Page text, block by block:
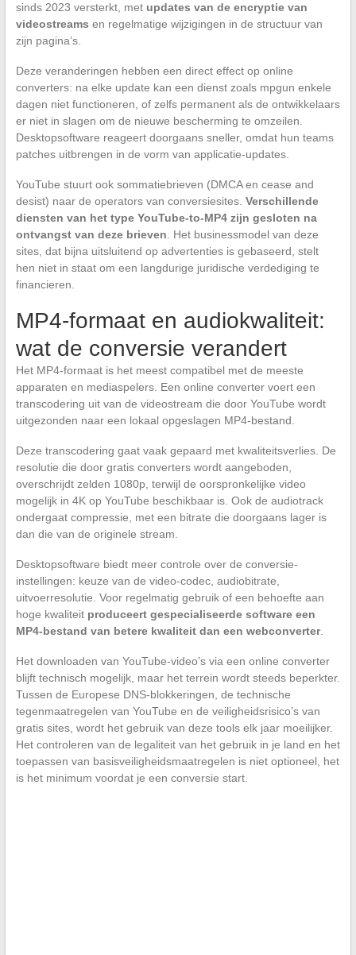
sinds 2023 versterkt, met updates van de encryptie van
videostreams en regelmatige wijzigingen in de structuur van
zijn pagina’s.
Deze veranderingen hebben een direct effect op online
converters: na elke update kan een dienst zoals mpgun enkele
dagen niet functioneren, of zelfs permanent als de ontwikkelaars
er niet in slagen om de nieuwe bescherming te omzeilen.
Desktopsoftware reageert doorgaans sneller, omdat hun teams
patches uitbrengen in de vorm van applicatie-updates.
YouTube stuurt ook sommatiebrieven (DMCA en cease and
desist) naar de operators van conversiesites. Verschillende
diensten van het type YouTube-to-MP4 zijn gesloten na
ontvangst van deze brieven. Het businessmodel van deze
sites, dat bijna uitsluitend op advertenties is gebaseerd, stelt
hen niet in staat om een langdurige juridische verdediging te
financieren.
MP4-formaat en audiokwaliteit:
wat de conversie verandert
Het MP4-formaat is het meest compatibel met de meeste
apparaten en mediaspelers. Een online converter voert een
transcodering uit van de videostream die door YouTube wordt
uitgezonden naar een lokaal opgeslagen MP4-bestand.
Deze transcodering gaat vaak gepaard met kwaliteitsverlies. De
resolutie die door gratis converters wordt aangeboden,
overschrijdt zelden 1080p, terwijl de oorspronkelijke video
mogelijk in 4K op YouTube beschikbaar is. Ook de audiotrack
ondergaat compressie, met een bitrate die doorgaans lager is
dan die van de originele stream.
Desktopsoftware biedt meer controle over de conversie-
instellingen: keuze van de video-codec, audiobitrate,
uitvoerresolutie. Voor regelmatig gebruik of een behoefte aan
hoge kwaliteit produceert gespecialiseerde software een
MP4-bestand van betere kwaliteit dan een webconverter.
Het downloaden van YouTube-video’s via een online converter
blijft technisch mogelijk, maar het terrein wordt steeds beperkter.
Tussen de Europese DNS-blokkeringen, de technische
tegenmaatregelen van YouTube en de veiligheidsrisico’s van
gratis sites, wordt het gebruik van deze tools elk jaar moeilijker.
Het controleren van de legaliteit van het gebruik in je land en het
toepassen van basisveiligheidsmaatregelen is niet optioneel, het
is het minimum voordat je een conversie start.